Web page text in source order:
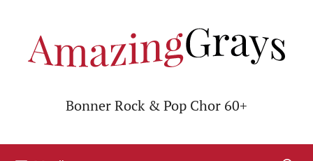
springen
Bonner Rock & Pop Chor 60+